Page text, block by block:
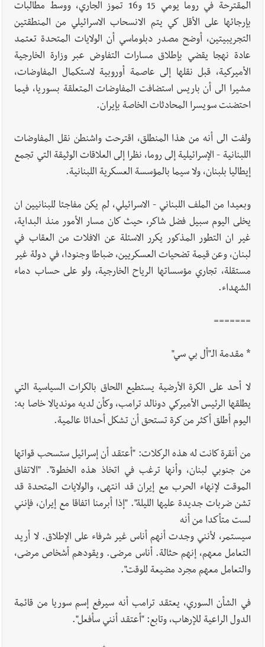
المقترحة في روما يومي 15 و16 تموز الجاري، ووسط مطالبات
بإرجائها على الأقل كي يتم الانسحاب الاسرائيلي من المنطقتين
التجريبيتين، أوضح مصدر دبلوماسي أن الولايات المتحدة تعتمد
عادة نهجا يقضي بإطلاق مسارات التفاوض عبر وزارة الخارجية
الأميركية، قبل نقلها إلى عاصمة أوروبية لاستكمال المفاوضات،
مشيرا الى أن باريس استضافت المفاوضات المتعلقة بسوريا، فيما
احتضنت سويسرا المحادثات الخاصة بإيران.
ولفت الى أنه من هذا المنطلق، اقترحت واشنطن نقل المفاوضات
اللبنانية - الإسرائيلية إلى روما، نظرا إلى العلاقات الوثيقة التي تجمع
إيطاليا بلبنان، ولا سيما بالمؤسسة العسكرية اللبنانية.
وبعيدا من الملف اللبناني - الاسرائيلي، لم يكن مفاجئا للبنانيين ان
يخلى اليوم سبيل فضل شاكر، حيث كان مسار الأمور منذ البداية،
غير ان التطور المذكور يكرر الاسئلة عن الافلات من العقاب في
لبنان، وعن قيمة تضحيات العسكريين، ضباطا وجنودا، في دولة غير
مستقلة، تجاري مؤسساتها الرياح الخارجية، ولو على حساب دماء
الشهداء.
=======
* مقدمة الـ"أل بي سي"
لا أحد على الكرة الأرضية يستطيع اللحاق بالكرات السياسية التي
يطلقها الرئيس الأميركي دونالد ترامب، وكأن لديه مونديالا خاصا به:
اليوم أطلق أكثر من كرة تستحق أن تشكل أحداثا عالمية.
من أنقرة كانت له هذه الركلات: "أعتقد أن إسرائيل ستسحب قواتها
من جنوبي لبنان، وأنها ترغب في اتخاذ هذه الخطوة". "الاتفاق
الموقت لإنهاء الحرب مع إيران قد انتهى، والولايات المتحدة قد
تشن ضربات جديدة عليها الليلة". "إذا أبرمنا اتفاقا مع إيران، فإنني
لست متأكدا من أنه
سيستمر، لأنني وجدت أنهم أناس غير شرفاء على الإطلاق. لا أريد
التعامل معهم، إنهم حثالة. أناس مرضى. ويقودهم أشخاص مرضى،
والتعامل معهم مجرد مضيعة للوقت".
في الشأن السوري، يعتقد ترامب أنه سيرفع إسم سوريا من قائمة
الدول الراعية للإرهاب، وتابع: "أعتقد أنني سأفعل".